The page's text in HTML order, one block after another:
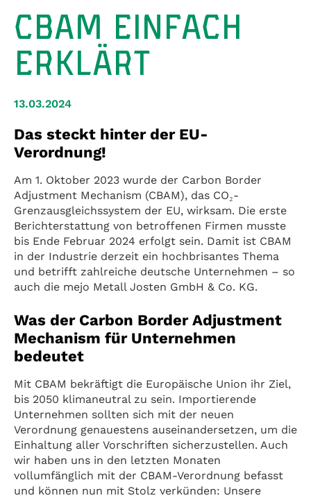
CBAM EINFACH
ERKLÄRT
13.03.2024
Das steckt hinter der EU-
Verordnung!
Am 1. Oktober 2023 wurde der Carbon Border
Adjustment Mechanism (CBAM), das CO₂-
Grenzausgleichssystem der EU, wirksam. Die erste
Berichterstattung von betroffenen Firmen musste
bis Ende Februar 2024 erfolgt sein. Damit ist CBAM
in der Industrie derzeit ein hochbrisantes Thema
und betrifft zahlreiche deutsche Unternehmen – so
auch die mejo Metall Josten GmbH & Co. KG.
Was der Carbon Border Adjustment
Mechanism für Unternehmen
bedeutet
Mit CBAM bekräftigt die Europäische Union ihr Ziel,
bis 2050 klimaneutral zu sein. Importierende
Unternehmen sollten sich mit der neuen
Verordnung genauestens auseinandersetzen, um die
Einhaltung aller Vorschriften sicherzustellen. Auch
wir haben uns in den letzten Monaten
vollumfänglich mit der CBAM-Verordnung befasst
und können nun mit Stolz verkünden: Unsere